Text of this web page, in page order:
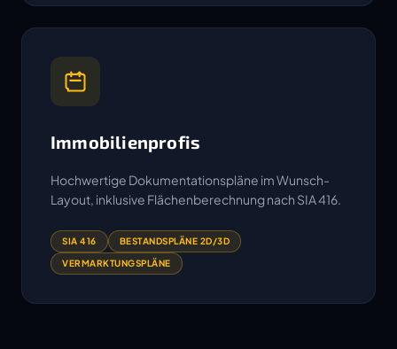
Immobilienprofis
Hochwertige Dokumentationspläne im Wunsch-
Layout, inklusive Flächenberechnung nach SIA 416.
SIA 416 BESTANDSPLÄNE 2D/3D
VERMARKTUNGSPLÄNE